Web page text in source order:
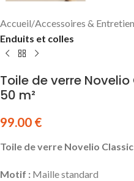
Accueil Accessoires & Entretien
Enduits et colles
Toile de verre
50 m²
99.00 €
Toile de verre Novelio Classic
Motif : Maille standard